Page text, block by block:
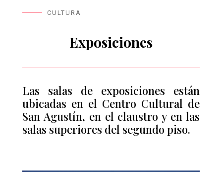
CULTURA
Exposiciones
Las salas de exposiciones están
ubicadas en el Centro Cultural de
San Agustín, en el claustro y en las
salas superiores del segundo piso.